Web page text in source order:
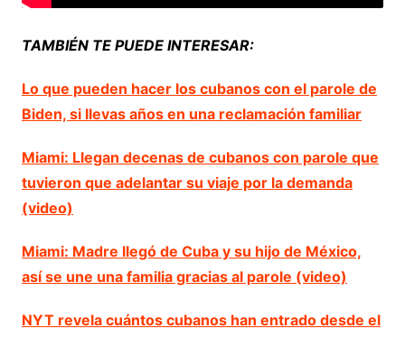
TAMBIÉN TE PUEDE INTERESAR:
Lo que pueden hacer los cubanos con el parole de
Biden, si llevas años en una reclamación familiar
Miami: Llegan decenas de cubanos con parole que
tuvieron que adelantar su viaje por la demanda
(video)
Miami: Madre llegó de Cuba y su hijo de México,
así se une una familia gracias al parole (video)
NYT revela cuántos cubanos han entrado desde el